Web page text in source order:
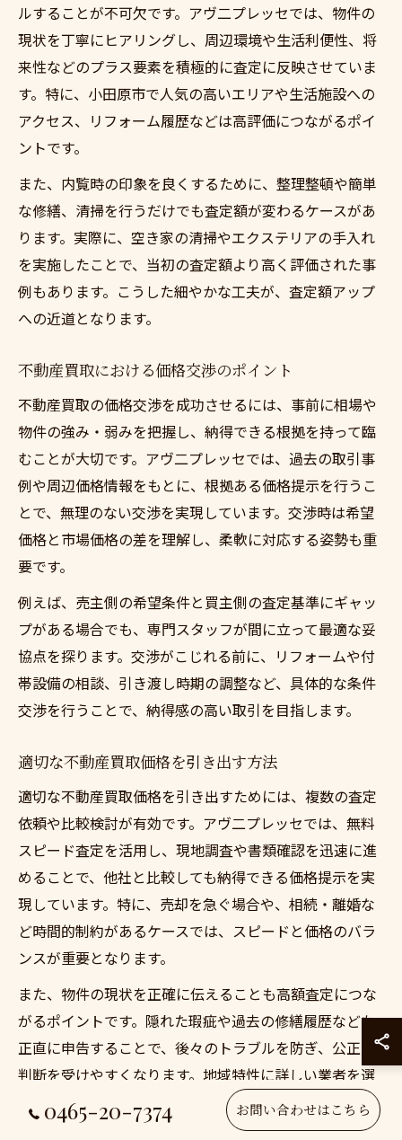
ルすることが不可欠です。アヴ二プレッセでは、物件の
現状を丁寧にヒアリングし、周辺環境や生活利便性、将
来性などのプラス要素を積極的に査定に反映させていま
す。特に、小田原市で人気の高いエリアや生活施設への
アクセス、リフォーム履歴などは高評価につながるポイ
ントです。
また、内覧時の印象を良くするために、整理整頓や簡単
な修繕、清掃を行うだけでも査定額が変わるケースがあ
ります。実際に、空き家の清掃やエクステリアの手入れ
を実施したことで、当初の査定額より高く評価された事
例もあります。こうした細やかな工夫が、査定額アップ
への近道となります。
不動産買取における価格交渉のポイント
不動産買取の価格交渉を成功させるには、事前に相場や
物件の強み・弱みを把握し、納得できる根拠を持って臨
むことが大切です。アヴ二プレッセでは、過去の取引事
例や周辺価格情報をもとに、根拠ある価格提示を行うこ
とで、無理のない交渉を実現しています。交渉時は希望
価格と市場価格の差を理解し、柔軟に対応する姿勢も重
要です。
例えば、売主側の希望条件と買主側の査定基準にギャッ
プがある場合でも、専門スタッフが間に立って最適な妥
協点を探ります。交渉がこじれる前に、リフォームや付
帯設備の相談、引き渡し時期の調整など、具体的な条件
交渉を行うことで、納得感の高い取引を目指します。
適切な不動産買取価格を引き出す方法
適切な不動産買取価格を引き出すためには、複数の査定
依頼や比較検討が有効です。アヴ二プレッセでは、無料
スピード査定を活用し、現地調査や書類確認を迅速に進
めることで、他社と比較しても納得できる価格提示を実
現しています。特に、売却を急ぐ場合や、相続・離婚な
ど時間的制約があるケースでは、スピードと価格のバラ
ンスが重要となります。
また、物件の現状を正確に伝えることも高額査定につな
がるポイントです。隠れた瑕疵や過去の修繕履歴なども
正直に申告することで、後々のトラブルを防ぎ、公正な
判断を受けやすくなります。地域特性に詳しい業者を選
ぶことで、より適切な価格を引き出すことができるでし
0465-20-7374 お問い合わせはこちら